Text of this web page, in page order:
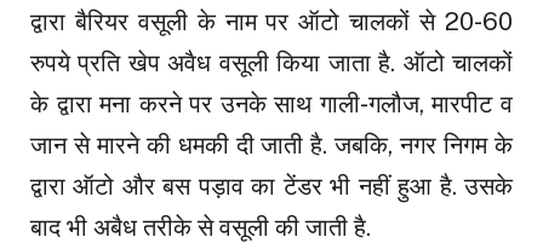
द्वारा बैरियर वसूली के नाम पर ऑटो चालकों से 20-60
रुपये प्रति खेप अवैध वसूली किया जाता है. ऑटो चालकों
के द्वारा मना करने पर उनके साथ गाली-गलौज, मारपीट व
जान से मारने की धमकी दी जाती है. जबकि, नगर निगम के
द्वारा ऑटो और बस पड़ाव का टेंडर भी नहीं हुआ है. उसके
बाद भी अबैध तरीके से वसूली की जाती है.